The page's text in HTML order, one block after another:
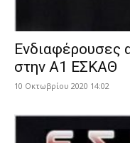
Ενδιαφέρουσες
στην Α1 ΕΣΚΑΘ
10 Οκτωβρίου 2020 14:02